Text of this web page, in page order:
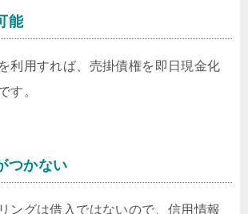
能
利用すれば、売掛債権を即日現金化
す。
つかない
ングは借入ではないので、信用情報